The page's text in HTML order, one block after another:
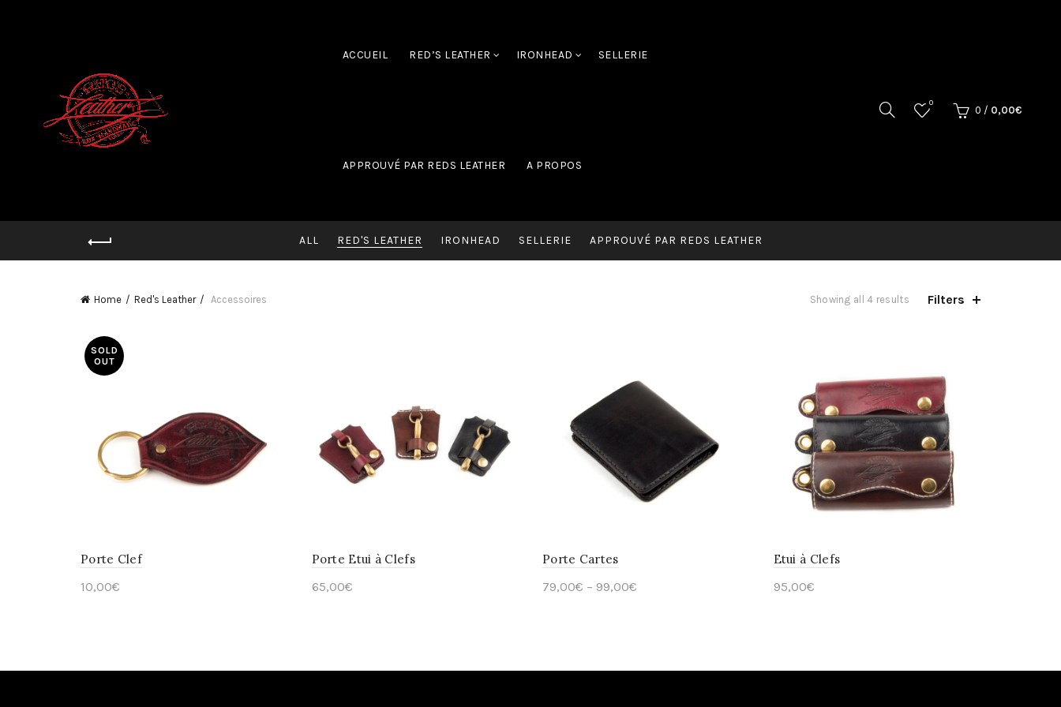
ACCUEIL RED’S LEATHER IRONHEAD SELLERIE
APPROUVÉ PAR REDS LEATHER A PROPOS
0
0 / 0,00€
ALL RED'S LEATHER IRONHEAD SELLERIE APPROUVÉ PAR REDS LEATHER
Home Red's Leather Accessoires Showing all 4 results Filters
SOLD
OUT
Porte Clef
10,00€
Porte Etui à Clefs
65,00€
Porte Cartes
79,00€ – 99,00€
Etui à Clefs
95,00€